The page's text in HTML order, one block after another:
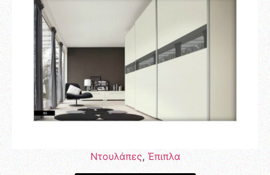
Ντουλάπες,Έπιπλα